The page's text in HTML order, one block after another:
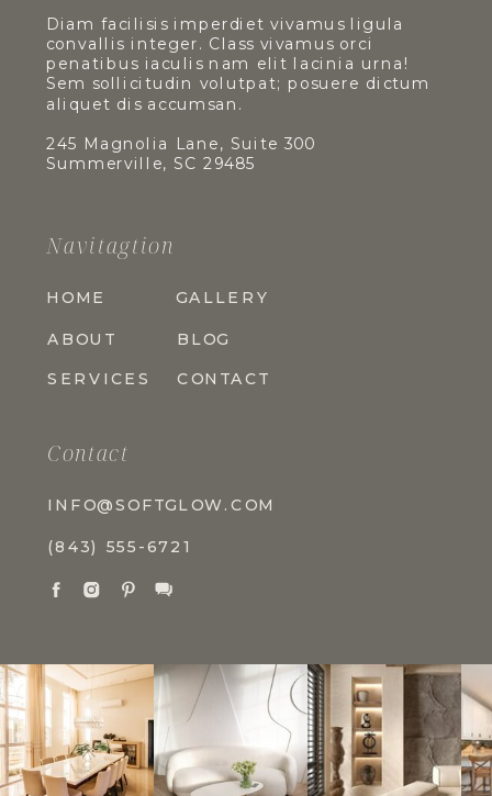
Diam facilisis imperdiet vivamus ligula
convallis integer. Class vivamus orci
penatibus iaculis nam elit lacinia urna!
Sem sollicitudin volutpat; posuere dictum
aliquet dis accumsan.
245 Magnolia Lane, Suite 300
Summerville, SC 29485
Navitagtion
HOME
ABOUT
SERVICES
GALLERY
BLOG
CONTACT
Contact
INFO@SOFTGLOW.COM
(843) 555-6721